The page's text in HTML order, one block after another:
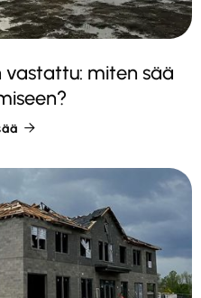
vastattu: miten sää
